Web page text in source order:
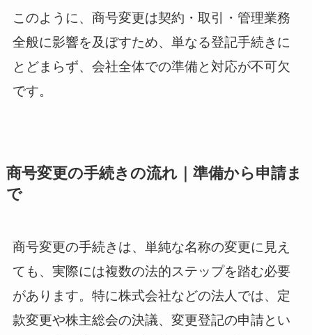
このように、商号変更は契約・取引・管理業務
全般に影響を及ぼすため、単なる登記手続きに
とどまらず、会社全体での準備と対応が不可欠
です。
商号変更の手続きの流れ｜準備から申請ま
で
商号変更の手続きは、単純な名称の変更に見え
ても、実際には複数の法的ステップを踏む必要
があります。特に株式会社などの法人では、定
款変更や株主総会の決議、変更登記の申請とい